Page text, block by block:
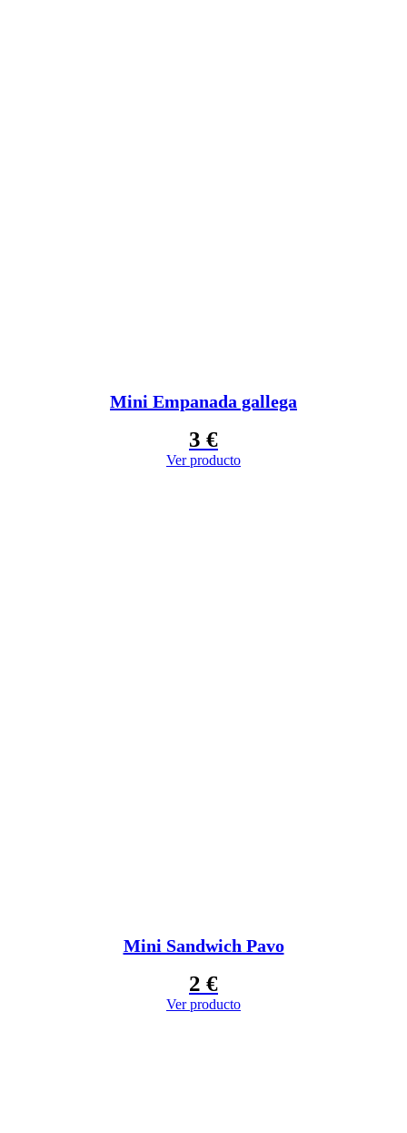
Mini Empanada gallega
3 €
Ver producto
Mini Sandwich Pavo
2 €
Ver producto